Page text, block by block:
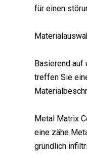
für einen
Basierend auf
treffen Sie
Metal Matrix
eine zähe
gründlich